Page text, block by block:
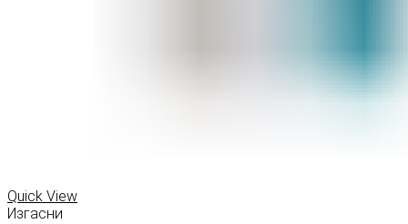
Quick View
Изгасни